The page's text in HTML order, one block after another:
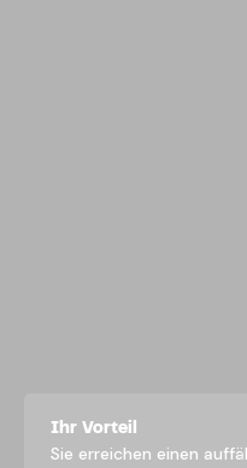
Ihr Vorteil
Sie erreichen einen